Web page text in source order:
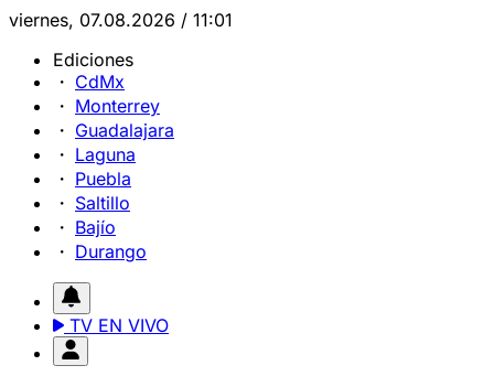
viernes, 07.08.2026 / 11:01
Ediciones
CdMx
Monterrey
Guadalajara
Laguna
Puebla
Saltillo
Bajío
Durango
TV EN VIVO